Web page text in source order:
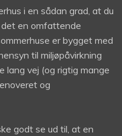
i en sådan grad, at du
en omfattende
er bygget med
til miljøpåvirkning
lang vej (og rigtig mange
og
godt se ud til, at en